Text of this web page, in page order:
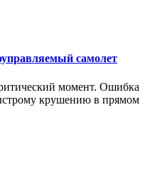
самолет
момент. Ошибка
крушению в прямом